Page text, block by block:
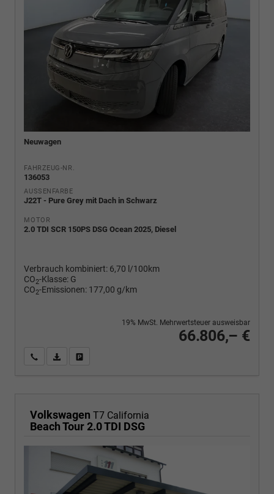
Neuwagen
FAHRZEUG-NR.
136053
AUSSENFARBE
J22T - Pure Grey mit Dach in Schwarz
MOTOR
2.0 TDI SCR 150PS DSG Ocean 2025, Diesel
Verbrauch kombiniert: 6,70 l/100km
CO2-Klasse: G
CO2-Emissionen: 177,00 g/km
66.806,– €
19% MwSt. Mehrwertsteuer ausweisbar
Wir rufen Sie anPDF-Fahrzeugexposé drucken
Volkswagen T7 California
Beach Tour 2.0 TDI DSG